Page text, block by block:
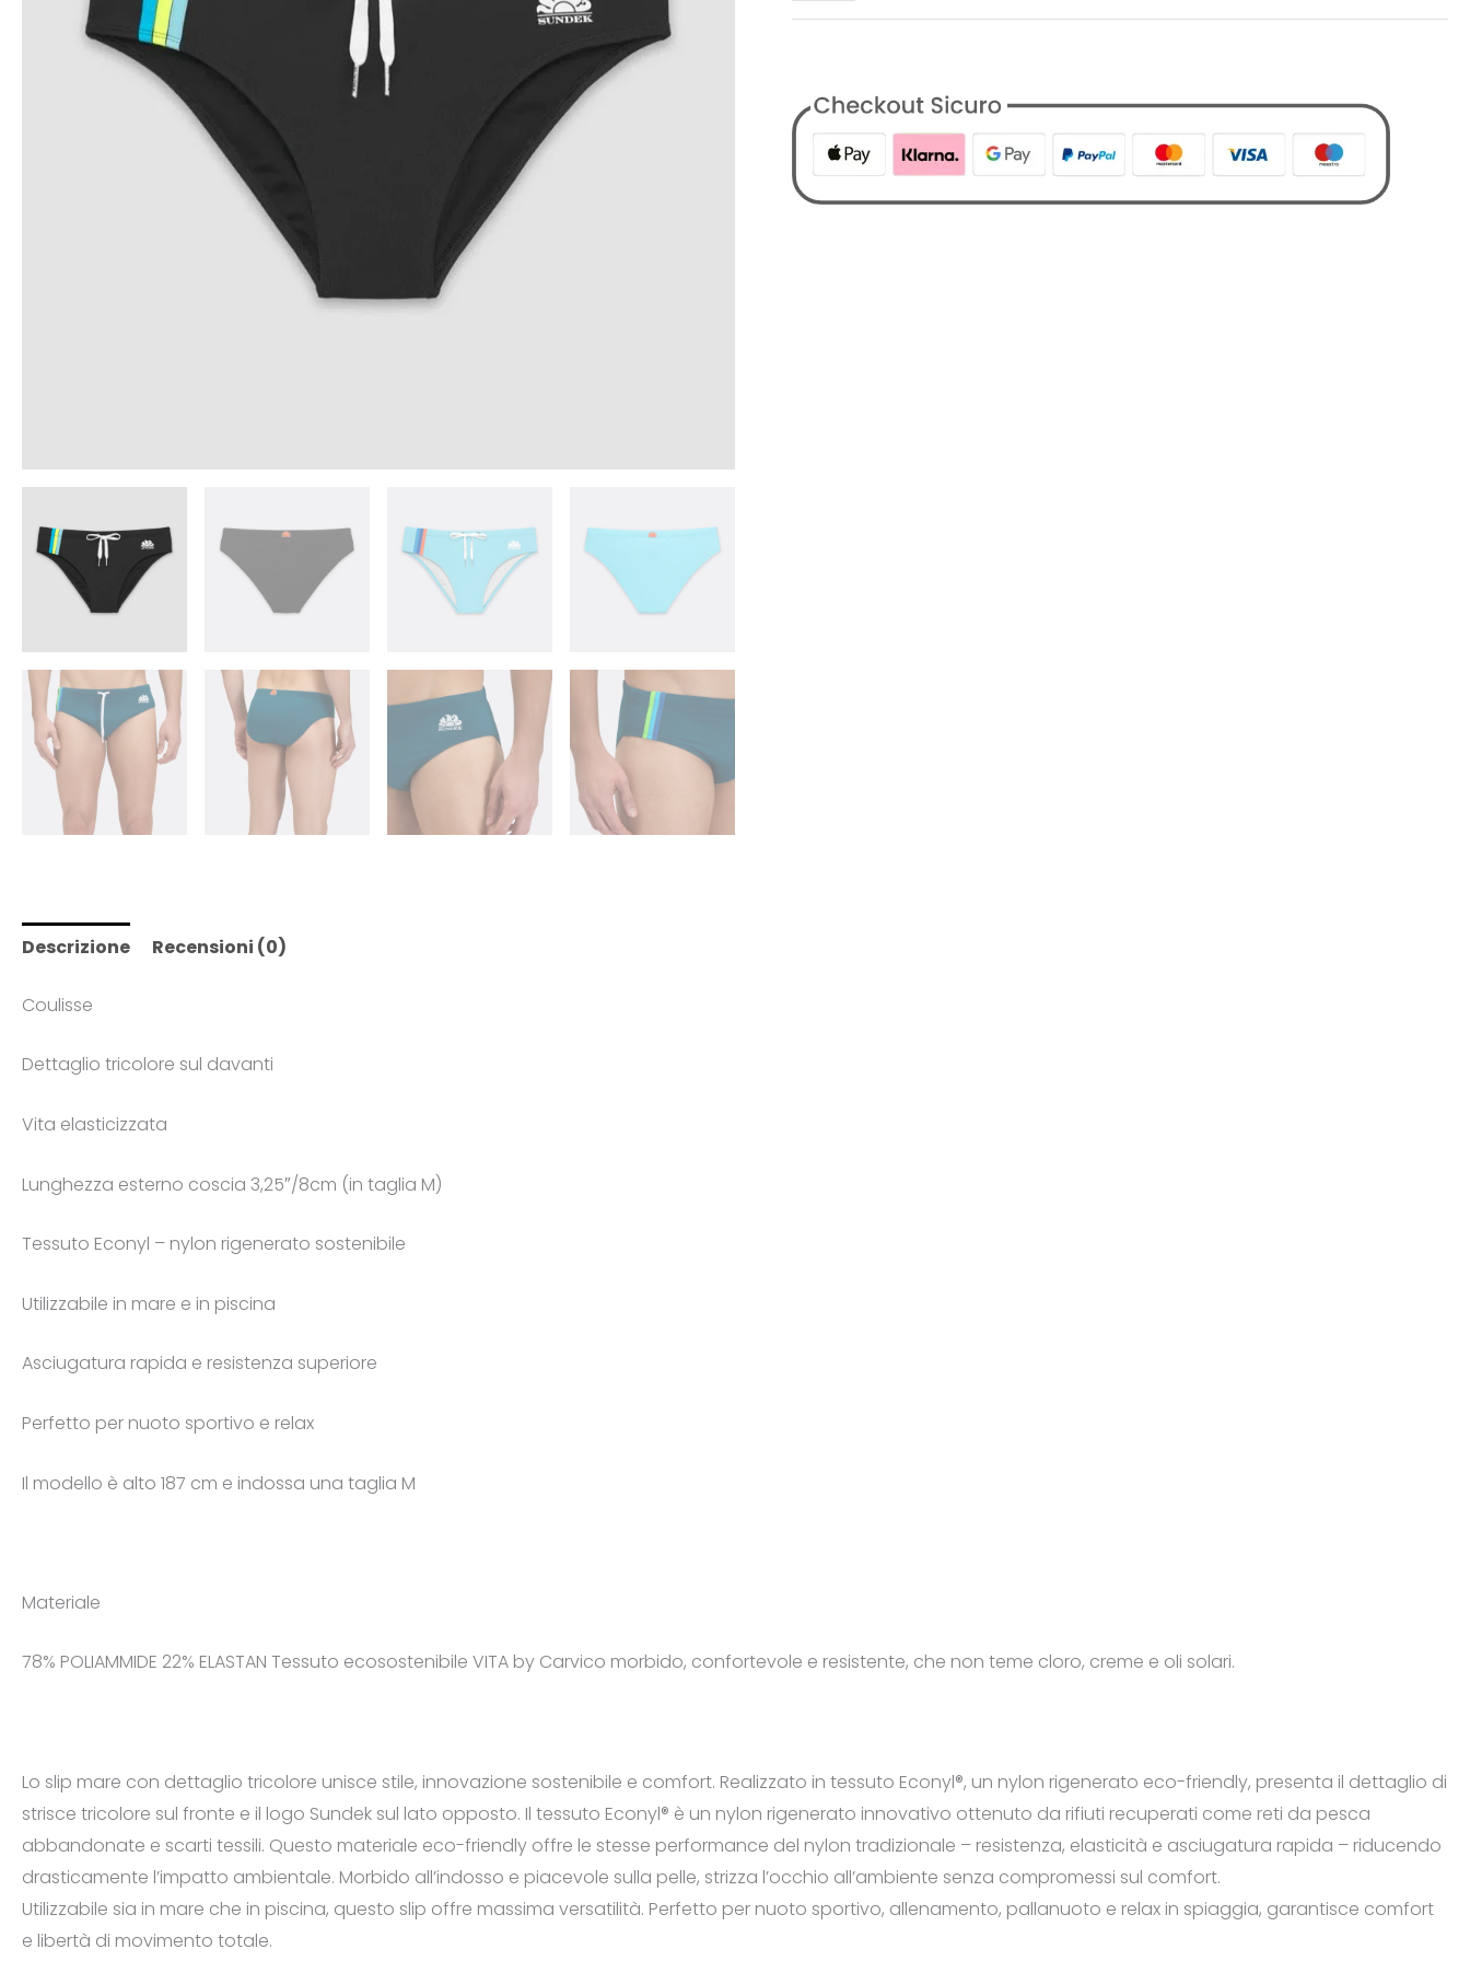
Descrizione Recensioni (0)
Coulisse
Dettaglio tricolore sul davanti
Vita elasticizzata
Lunghezza esterno coscia 3,25″/8cm (in taglia M)
Tessuto Econyl – nylon rigenerato sostenibile
Utilizzabile in mare e in piscina
Asciugatura rapida e resistenza superiore
Perfetto per nuoto sportivo e relax
Il modello è alto 187 cm e indossa una taglia M
Materiale
78% POLIAMMIDE 22% ELASTAN Tessuto ecosostenibile VITA by Carvico morbido, confortevole e resistente, che non teme cloro, creme e oli solari.
Lo slip mare con dettaglio tricolore unisce stile, innovazione sostenibile e comfort. Realizzato in tessuto Econyl®, un nylon rigenerato eco-friendly, presenta il dettaglio di
strisce tricolore sul fronte e il logo Sundek sul lato opposto. Il tessuto Econyl® è un nylon rigenerato innovativo ottenuto da rifiuti recuperati come reti da pesca
abbandonate e scarti tessili. Questo materiale eco-friendly offre le stesse performance del nylon tradizionale – resistenza, elasticità e asciugatura rapida – riducendo
drasticamente l’impatto ambientale. Morbido all’indosso e piacevole sulla pelle, strizza l’occhio all’ambiente senza compromessi sul comfort.
Utilizzabile sia in mare che in piscina, questo slip offre massima versatilità. Perfetto per nuoto sportivo, allenamento, pallanuoto e relax in spiaggia, garantisce comfort
e libertà di movimento totale.